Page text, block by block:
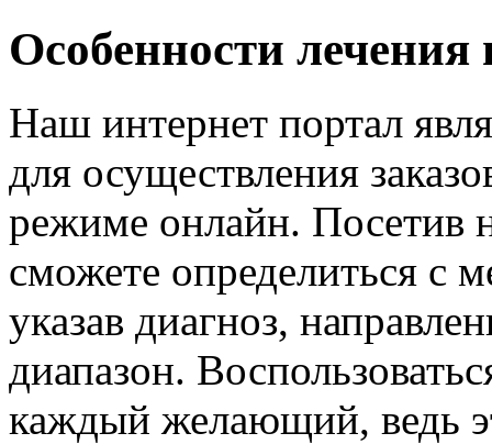
Особенности
Наш интернет портал
для осуществления
режиме онлайн. Посетив
сможете определиться с
указав диагноз,
диапазон.
каждый желающий, ведь